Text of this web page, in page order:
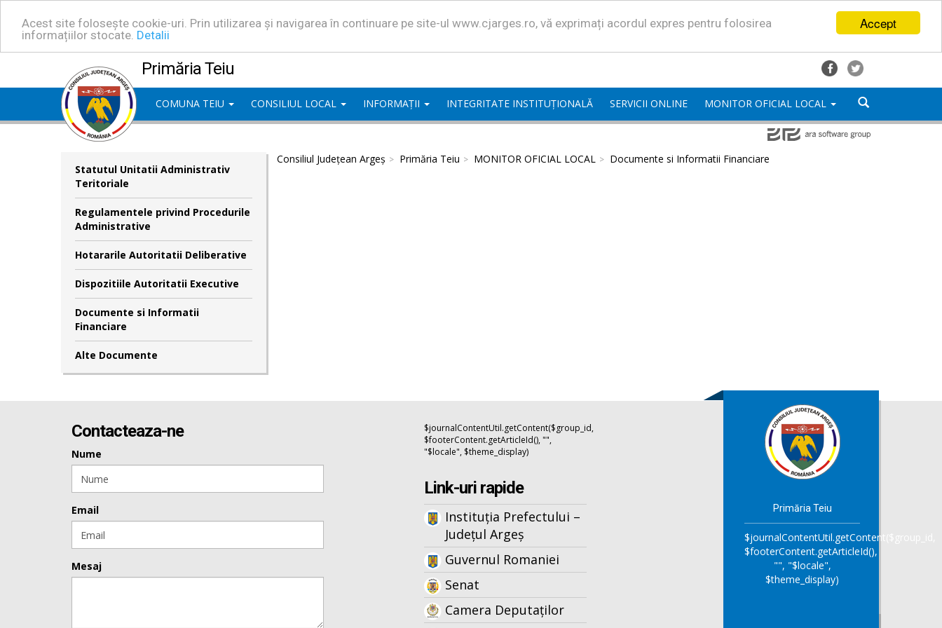
Accept
Acest site folosește cookie-uri. Prin utilizarea și navigarea în continuare pe site-ul www.cjarges.ro, vă exprimați acordul expres pentru folosirea
informațiilor stocate. Detalii
Primăria Teiu
COMUNA TEIU CONSILIUL LOCAL INFORMAȚII INTEGRITATE INSTITUȚIONALĂ SERVICII ONLINE MONITOR OFICIAL LOCAL
Statutul Unitatii Administrativ
Teritoriale
Regulamentele privind Procedurile
Administrative
Hotararile Autoritatii Deliberative
Dispozitiile Autoritatii Executive
Documente si Informatii
Financiare
Alte Documente
Consiliul Județean Argeș Primăria Teiu MONITOR OFICIAL LOCAL Documente si Informatii Financiare
Contacteaza-ne
Nume
Email
Mesaj
$journalContentUtil.getContent($group_id,
$footerContent.getArticleId(), "",
"$locale", $theme_display)
Link-uri rapide
Instituția Prefectului –
Județul Argeș
Guvernul Romaniei
Senat
Camera Deputaților
Primăria Teiu
$journalContentUtil.getContent($group_id,
$footerContent.getArticleId(),
"", "$locale",
$theme_display)